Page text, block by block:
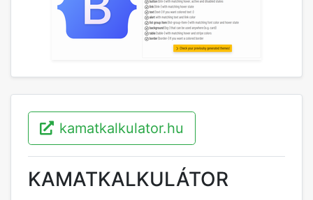
kamatkalkulator.hu
KAMATKALKULÁTOR